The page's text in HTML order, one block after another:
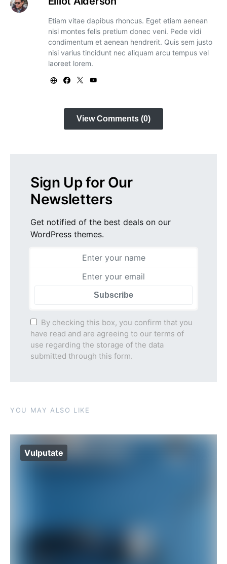
Etiam vitae dapibus rhoncus. Eget etiam aenean
nisi montes felis pretium donec veni. Pede vidi
condimentum et aenean hendrerit. Quis sem justo
nisi varius tincidunt nec aliquam arcu tempus vel
laoreet lorem.
View Comments (0)
Sign Up for Our
Newsletters
Get notified of the best deals on our
WordPress themes.
Subscribe
By checking this box, you confirm that you
have read and are agreeing to our terms of
use regarding the storage of the data
submitted through this form.
YOU MAY ALSO LIKE
Vulputate